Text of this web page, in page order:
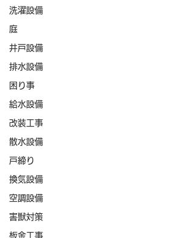
洗濯設備
庭
井戸設備
排水設備
困り事
給水設備
改装工事
散水設備
戸締り
換気設備
空調設備
害獣対策
板金工事